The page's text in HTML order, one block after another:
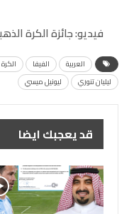
فيديو: جائزة الكرة
العربية الفيفا
ليليان تنوري
ليونيل ميسي
قد يعجبك ايضا